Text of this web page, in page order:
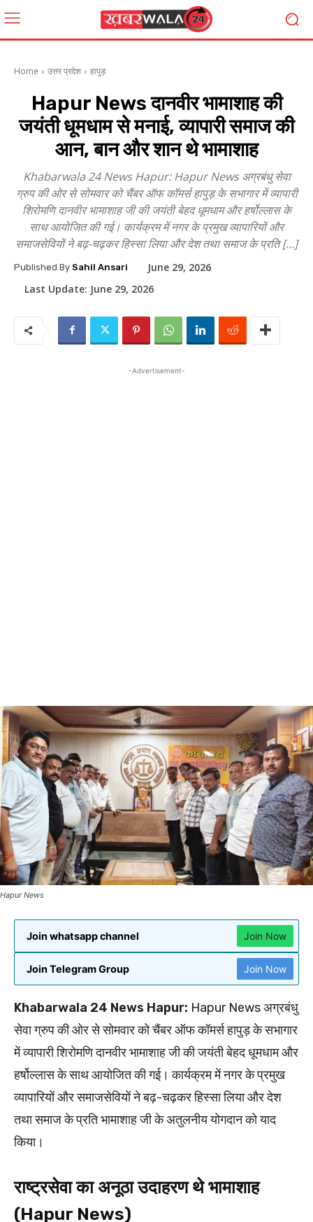
Home उत्तर प्रदेश हापुड़
Hapur News दानवीर भामाशाह की
जयंती धूमधाम से मनाई, व्यापारी समाज की
आन, बान और शान थे भामाशाह
Khabarwala 24 News Hapur: Hapur News अग्रबंधु सेवा
ग्रुप की ओर से सोमवार को चैंबर ऑफ कॉमर्स हापुड़ के सभागार में व्यापारी
शिरोमणि दानवीर भामाशाह जी की जयंती बेहद धूमधाम और हर्षोल्लास के
साथ आयोजित की गई। कार्यक्रम में नगर के प्रमुख व्यापारियों और
समाजसेवियों ने बढ़-चढ़कर हिस्सा लिया और देश तथा समाज के प्रति […]
Published By Sahil Ansari
June 29, 2026
Last Update: June 29, 2026
-Advertisement-
Hapur News
Join whatsapp channel Join Now
Join Telegram Group Join Now
Khabarwala 24 News Hapur: Hapur News अग्रबंधु
सेवा ग्रुप की ओर से सोमवार को चैंबर ऑफ कॉमर्स हापुड़ के सभागार
में व्यापारी शिरोमणि दानवीर भामाशाह जी की जयंती बेहद धूमधाम और
हर्षोल्लास के साथ आयोजित की गई। कार्यक्रम में नगर के प्रमुख
व्यापारियों और समाजसेवियों ने बढ़-चढ़कर हिस्सा लिया और देश
तथा समाज के प्रति भामाशाह जी के अतुलनीय योगदान को याद
किया।
राष्ट्रसेवा का अनूठा उदाहरण थे भामाशाह
(Hapur News)